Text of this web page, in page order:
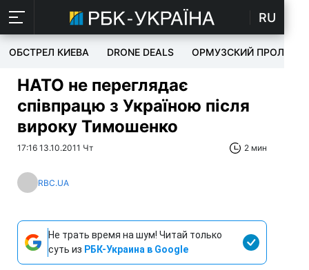
RU
ОБСТРЕЛ КИЕВА DRONE DEALS ОРМУЗСКИЙ ПРОЛИВ
НАТО не переглядає
співпрацю з Україною після
вироку Тимошенко
17:16 13.10.2011 Чт 2 мин
RBC.UA
Не трать время на шум! Читай только
суть из РБК-Украина в Google